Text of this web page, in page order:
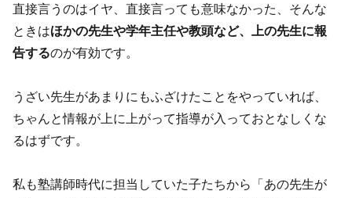
直接言うのはイヤ、直接言っても意味なかった、そんな
ときはほかの先生や学年主任や教頭など、上の先生に報
告するのが有効です。
うざい先生があまりにもふざけたことをやっていれば、
ちゃんと情報が上に上がって指導が入っておとなしくな
るはずです。
私も塾講師時代に担当していた子たちから「あの先生が